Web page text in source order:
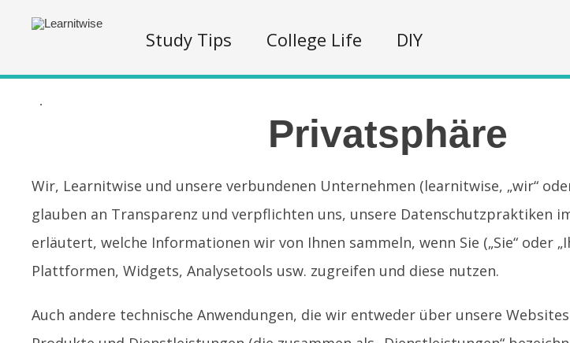
Study Tips College Life DIY
.
Privatsphäre
Wir, Learnitwise und unsere verbundenen Unternehmen (learnitwise, „wir“
glauben an Transparenz und verpflichten uns, unsere Datenschutzpraktiken
erläutert, welche Informationen wir von Ihnen sammeln, wenn Sie („Sie“ oder
Plattformen, Widgets, Analysetools usw. zugreifen und diese nutzen.
Auch andere technische Anwendungen, die wir entweder über unsere